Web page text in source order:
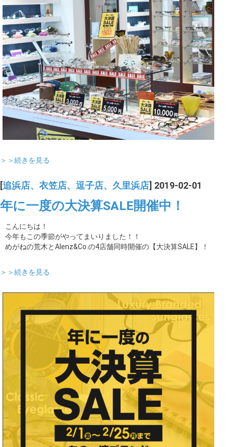
＞＞続きを見る
[追浜店、衣笠店、逗子店、久里浜店] 2019-02-01
年に一度の大決算SALE開催中！
こんにちは！
今年もこの季節がやってまいりました！！
めがねの荒木とAlenz&Co.の4店舗同時開催の【大決算SALE】！
＞＞続きを見る